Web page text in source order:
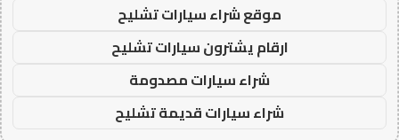
موقع شراء سيارات تشليح
ارقام يشترون سيارات تشليح
شراء سيارات مصدومة
شراء سيارات قديمة تشليح